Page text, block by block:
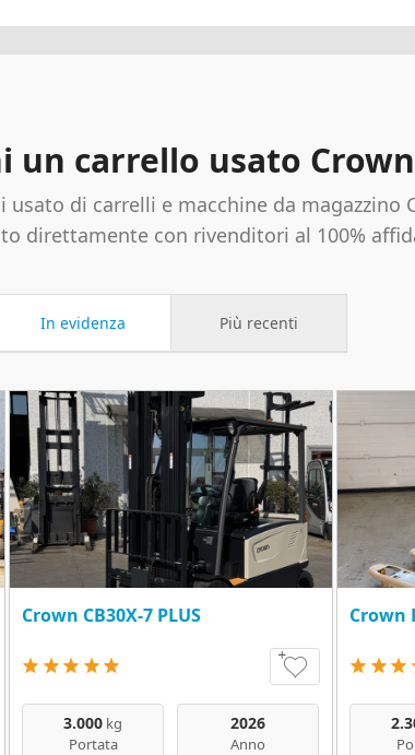
un carrello usato
di carrelli e macchine da magazzino
direttamente con rivenditori al 100%
In evidenza Più recenti
Crown CB30X-7 PLUS
3.000 kg
Portata
2026
Anno
Crown